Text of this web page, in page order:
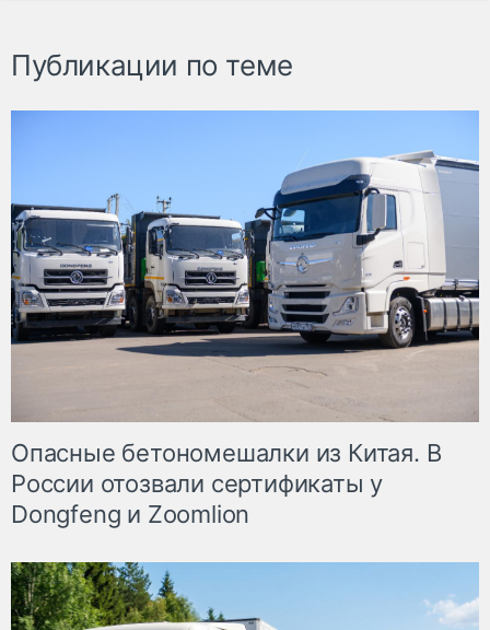
Публикации по теме
Опасные бетономешалки из Китая. В
России отозвали сертификаты у
Dongfeng и Zoomlion